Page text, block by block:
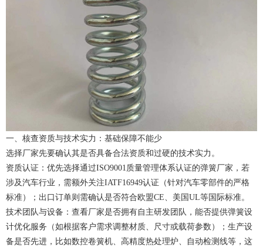
一、核查资质与技术实力：基础保障不能少
选择厂家先要确认其是否具备合法资质和过硬的技术实力。
资质认证：优先选择通过ISO9001质量管理体系认证的弹簧厂家 ，若
涉及汽车行业，需额外关注IATF16949认证（针对汽车零部件的严格
标准）；出口订单则需确认是否符合欧盟CE、美国UL等国际标准。
技术团队与设备：查看厂家是否拥有自主研发团队，能否提供弹簧设
计优化服务（如根据客户需求调整材质、尺寸或载荷参数）；生产设
备是否先进，比如数控卷簧机、高精度热处理炉、自动检测线等，这